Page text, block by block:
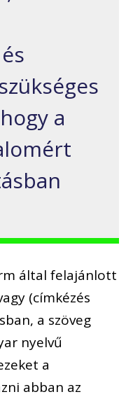
szükséges
a
által felajánlott
(címkézés
a szöveg
nyelvű
eket a
abban az